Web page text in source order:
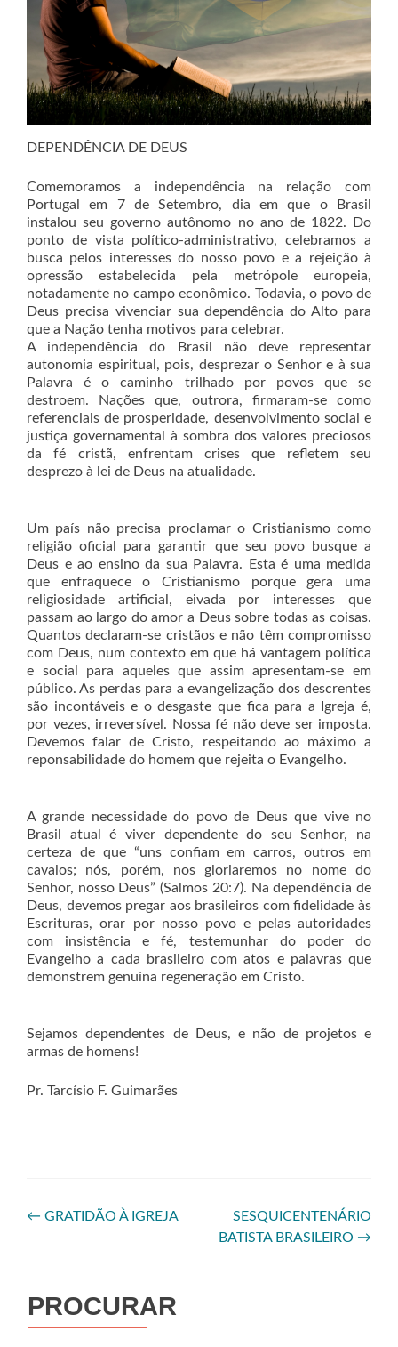
DEPENDÊNCIA DE DEUS
Comemoramos a independência na relação com
Portugal em 7 de Setembro, dia em que o Brasil
instalou seu governo autônomo no ano de 1822. Do
ponto de vista político-administrativo, celebramos a
busca pelos interesses do nosso povo e a rejeição à
opressão estabelecida pela metrópole europeia,
notadamente no campo econômico. Todavia, o povo de
Deus precisa vivenciar sua dependência do Alto para
que a Nação tenha motivos para celebrar.
A independência do Brasil não deve representar
autonomia espiritual, pois, desprezar o Senhor e à sua
Palavra é o caminho trilhado por povos que se
destroem. Nações que, outrora, firmaram-se como
referenciais de prosperidade, desenvolvimento social e
justiça governamental à sombra dos valores preciosos
da fé cristã, enfrentam crises que refletem seu
desprezo à lei de Deus na atualidade.
Um país não precisa proclamar o Cristianismo como
religião oficial para garantir que seu povo busque a
Deus e ao ensino da sua Palavra. Esta é uma medida
que enfraquece o Cristianismo porque gera uma
religiosidade artificial, eivada por interesses que
passam ao largo do amor a Deus sobre todas as coisas.
Quantos declaram-se cristãos e não têm compromisso
com Deus, num contexto em que há vantagem política
e social para aqueles que assim apresentam-se em
público. As perdas para a evangelização dos descrentes
são incontáveis e o desgaste que fica para a Igreja é,
por vezes, irreversível. Nossa fé não deve ser imposta.
Devemos falar de Cristo, respeitando ao máximo a
reponsabilidade do homem que rejeita o Evangelho.
A grande necessidade do povo de Deus que vive no
Brasil atual é viver dependente do seu Senhor, na
certeza de que “uns confiam em carros, outros em
cavalos; nós, porém, nos gloriaremos no nome do
Senhor, nosso Deus” (Salmos 20:7). Na dependência de
Deus, devemos pregar aos brasileiros com fidelidade às
Escrituras, orar por nosso povo e pelas autoridades
com insistência e fé, testemunhar do poder do
Evangelho a cada brasileiro com atos e palavras que
demonstrem genuína regeneração em Cristo.
Sejamos dependentes de Deus, e não de projetos e
armas de homens!
Pr. Tarcísio F. Guimarães
← GRATIDÃO À IGREJA
SESQUICENTENÁRIO
BATISTA BRASILEIRO →
PROCURAR